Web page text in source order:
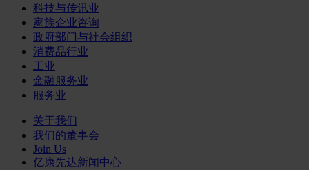
科技与传讯业
家族企业咨询
政府部门与社会组织
消费品行业
工业
金融服务业
服务业
关于我们
我们的董事会
Join Us
亿康先达新闻中心